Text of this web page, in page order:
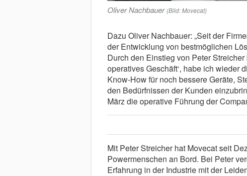
Oliver Nachbauer (Bild: Movecat)
Dazu Oliver Nachbauer: „Seit der
der Entwicklung von bestmöglichen
Durch den Einstieg von Peter
operatives Geschäft‘, habe ich wieder
Know-How für noch bessere Geräte,
den Bedürfnissen der Kunden
März die operative Führung der
Mit Peter Streicher hat Movecat seit
Powermenschen an Bord. Bei Peter
Erfahrung in der Industrie mit der